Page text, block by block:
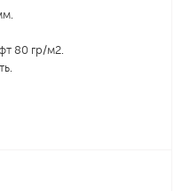
80 гр/м2.